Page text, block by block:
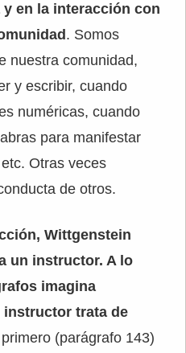
en la interacción con
. Somos
nuestra comunidad,
y escribir, cuando
numéricas, cuando
para manifestar
Otras veces
de otros.
Wittgenstein
un instructor. A lo
imagina
instructor trata de
(parágrafo 143)